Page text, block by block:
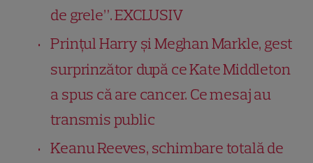
de grele”. EXCLUSIV
Prințul Harry și Meghan Markle, gest
surprinzător după ce Kate Middleton
a spus că are cancer. Ce mesaj au
transmis public
Keanu Reeves, schimbare totală de